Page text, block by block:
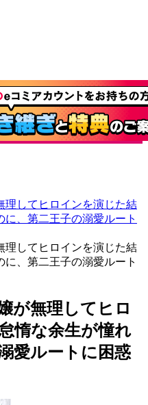
理してヒロインを演じた結
、第二王子の溺愛ルート
理してヒロインを演じた結
、第二王子の溺愛ルート
が無理してヒロ
惰な余生が憧れ
愛ルートに困惑